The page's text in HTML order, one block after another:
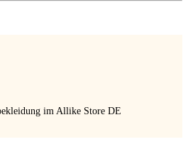
im Allike Store DE